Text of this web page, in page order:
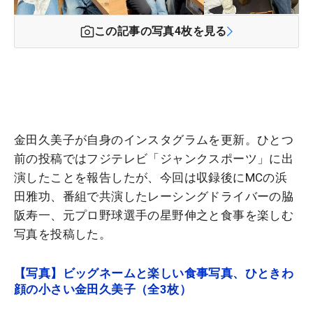
この記事の写真4枚を見る
金田久美子が自身のインスタグラムを更新。ひとつ
前の投稿ではフジテレビ「ジャンクスポーツ」に出
演したことを報告したが、今回は収録後にMCの浜
田雅功、番組で共演したレーシングドライバーの脇
阪寿一、元プロ野球選手の星野伸之と食事を楽しむ
写真を投稿した。
【写真】ビッグネームと楽しい食事写真、ひときわ
顔の小さい金田久美子（全3枚）